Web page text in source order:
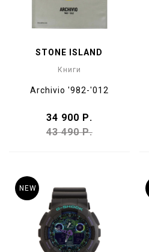
STONE ISLAND
Книги
Archivio '982-'012
34 900 Р.
43 490 Р.
NEW